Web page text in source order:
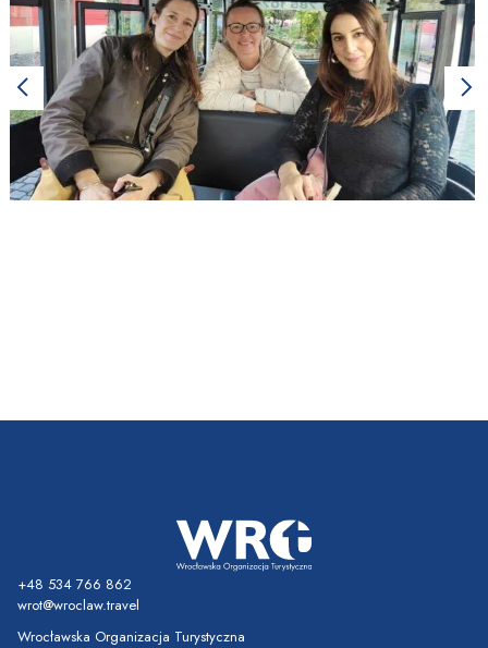
+48 534 766 862
wrot@wroclaw.travel
Wrocławska Organizacja Turystyczna